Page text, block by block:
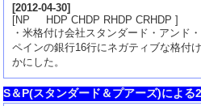
[2012-04-30]
[NP HDP CHDP RHDP CRHDP ]
・米格付け会社スタンダード・アンド
ペインの銀行16行にネガティブな格付
かにした。
S＆P(スタンダード＆プアーズ)による